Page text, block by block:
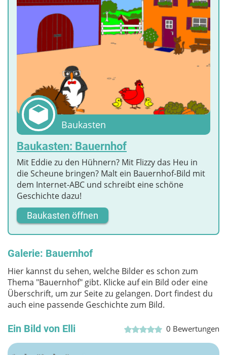
Baukasten
Baukasten: Bauernhof
Mit Eddie zu den Hühnern? Mit Flizzy das Heu in
die Scheune bringen? Malt ein Bauernhof-Bild mit
dem Internet-ABC und schreibt eine schöne
Geschichte dazu!
Baukasten öffnen
Galerie: Bauernhof
Hier kannst du sehen, welche Bilder es schon zum
Thema "Bauernhof" gibt. Klicke auf ein Bild oder eine
Überschrift, um zur Seite zu gelangen. Dort findest du
auch eine passende Geschichte zum Bild.
Ein Bild von Elli 0 Bewertungen